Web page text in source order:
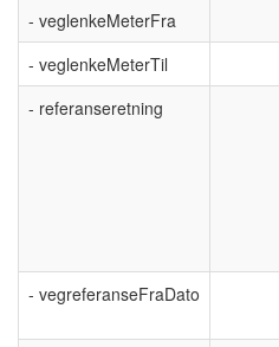
- veglenkeMeterFra
- veglenkeMeterTil
- referanseretning
- vegreferanseFraDato